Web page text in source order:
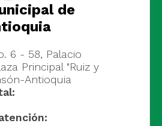
de
6 - 58, Palacio
Principal "Ruiz y
Antioquia